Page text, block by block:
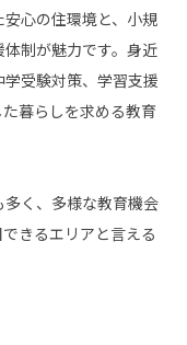
心の住環境と、小規
制が魅力です。身近
受験対策、学習支援
暮らしを求める教育
く、多様な教育機会
きるエリアと言える